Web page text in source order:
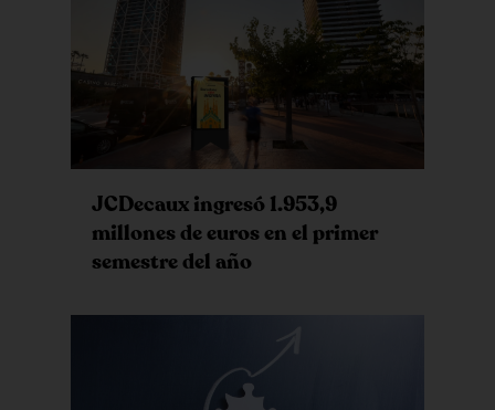
JCDecaux ingresó 1.953,9
millones de euros en el primer
semestre del año